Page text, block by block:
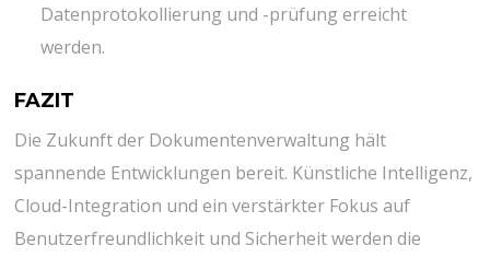
Datenprotokollierung und -prüfung erreicht
werden.
FAZIT
Die Zukunft der Dokumentenverwaltung hält
spannende Entwicklungen bereit. Künstliche Intelligenz,
Cloud-Integration und ein verstärkter Fokus auf
Benutzerfreundlichkeit und Sicherheit werden die